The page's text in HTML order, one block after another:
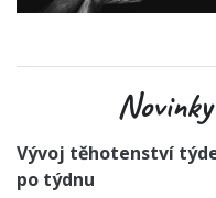
Vývoj těhotenství
po týdnu